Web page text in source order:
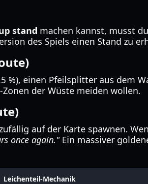
stand machen kannst, musst
des Spiels einen Stand zu
einen Pfeilsplitter aus dem
der Wüste meiden wollen.
auf der Karte spawnen.
once again."Ein massiver
Leichenteil-Mechanik